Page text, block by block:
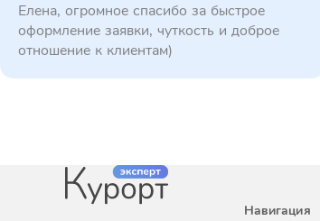
Елена, огромное спасибо за быстрое
оформление заявки, чуткость и доброе
отношение к клиентам)
Навигация